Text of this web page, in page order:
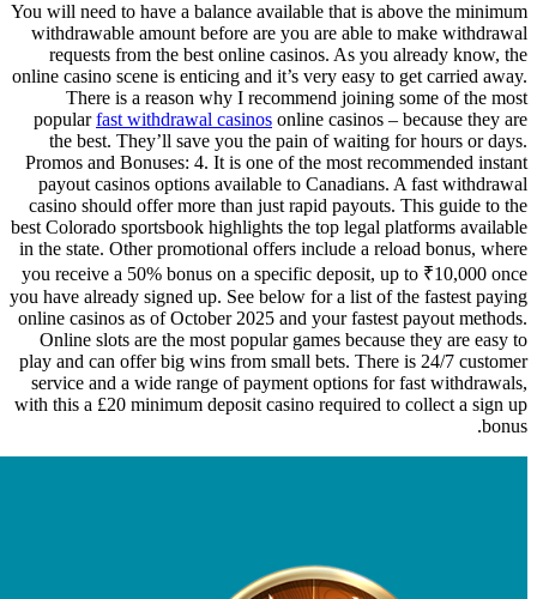
You will need to have a balance
withdrawable amount before
requests from the best online
online casino scene is enticing and
There is a reason why I
popularfast withdrawal casinos
the best. They’ll save you the
Promos and Bonuses: 4. It is one
payout casinos options
casino should offer more than
best Colorado sportsbook
in the state. Other promotional
you receive a 50% bonus on a
you have already signed up. See
online casinos as of October 2025
Online slots are the most
play and can offer big wins from
service and a wide range of
with this a £20 minimum deposit